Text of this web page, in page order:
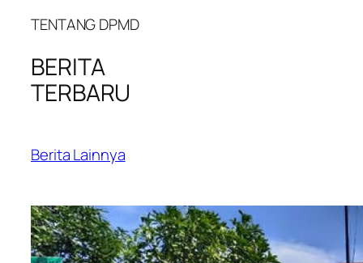
TENTANG DPMD
BERITA
TERBARU
Berita Lainnya